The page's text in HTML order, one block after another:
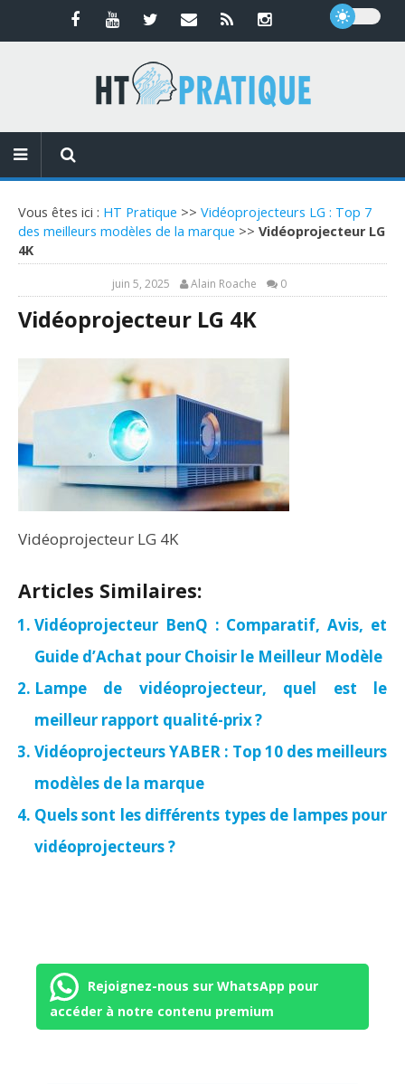
Vous êtes ici : HT Pratique >> Vidéoprojecteurs LG : Top 7
des meilleurs modèles de la marque >> Vidéoprojecteur LG
4K
juin 5, 2025 Alain Roache 0
Vidéoprojecteur LG 4K
Vidéoprojecteur LG 4K
Articles Similaires:
Vidéoprojecteur BenQ : Comparatif, Avis, et
Guide d’Achat pour Choisir le Meilleur Modèle
Lampe de vidéoprojecteur, quel est le
meilleur rapport qualité-prix ?
Vidéoprojecteurs YABER : Top 10 des meilleurs
modèles de la marque
Quels sont les différents types de lampes pour
vidéoprojecteurs ?
Rejoignez-nous sur WhatsApp pour
accéder à notre contenu premium